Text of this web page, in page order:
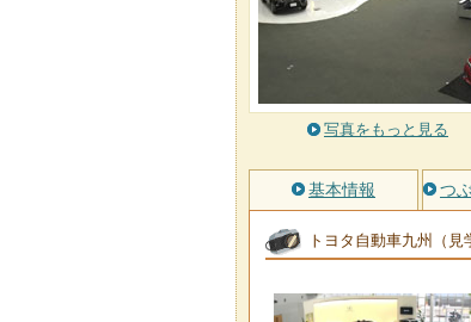
写真をもっと見る
基本情報 つ
トヨタ自動車九州（見